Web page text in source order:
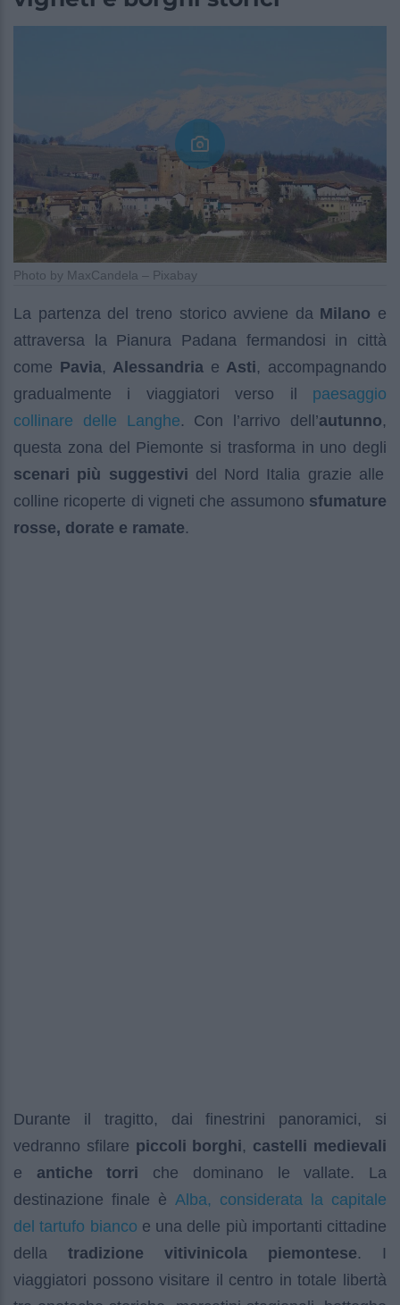
Photo by MaxCandela – Pixabay
La partenza del treno storico avviene da Milano e
attraversa la Pianura Padana fermandosi in città
come Pavia, Alessandria e Asti, accompagnando
gradualmente i viaggiatori verso il paesaggio
collinare delle Langhe. Con l’arrivo dell’autunno,
questa zona del Piemonte si trasforma in uno degli
scenari più suggestivi del Nord Italia grazie alle
colline ricoperte di vigneti che assumono sfumature
rosse, dorate e ramate.
Durante il tragitto, dai finestrini panoramici, si
vedranno sfilare piccoli borghi, castelli medievali
e antiche torri che dominano le vallate. La
destinazione finale è Alba, considerata la capitale
del tartufo bianco e una delle più importanti cittadine
della tradizione vitivinicola piemontese. I
viaggiatori possono visitare il centro in totale libertà